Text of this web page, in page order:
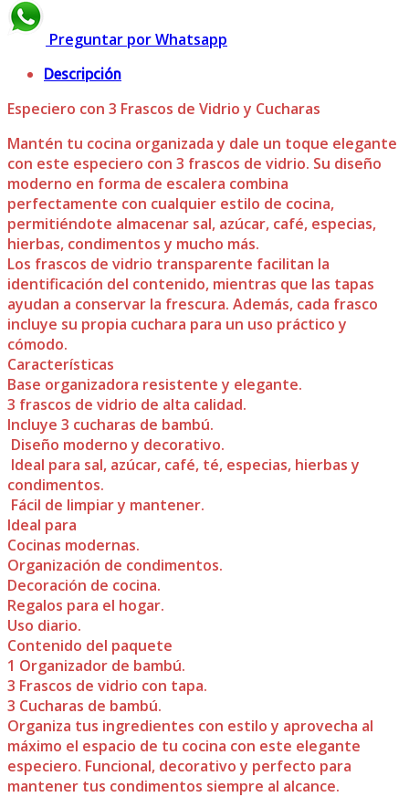
Preguntar por Whatsapp
Descripción
Especiero con 3 Frascos de Vidrio y Cucharas
Mantén tu cocina organizada y dale un toque elegante
con este especiero con 3 frascos de vidrio. Su diseño
moderno en forma de escalera combina
perfectamente con cualquier estilo de cocina,
permitiéndote almacenar sal, azúcar, café, especias,
hierbas, condimentos y mucho más.
Los frascos de vidrio transparente facilitan la
identificación del contenido, mientras que las tapas
ayudan a conservar la frescura. Además, cada frasco
incluye su propia cuchara para un uso práctico y
cómodo.
Características
Base organizadora resistente y elegante.
3 frascos de vidrio de alta calidad.
Incluye 3 cucharas de bambú.
Diseño moderno y decorativo.
Ideal para sal, azúcar, café, té, especias, hierbas y
condimentos.
Fácil de limpiar y mantener.
Ideal para
Cocinas modernas.
Organización de condimentos.
Decoración de cocina.
Regalos para el hogar.
Uso diario.
Contenido del paquete
1 Organizador de bambú.
3 Frascos de vidrio con tapa.
3 Cucharas de bambú.
Organiza tus ingredientes con estilo y aprovecha al
máximo el espacio de tu cocina con este elegante
especiero. Funcional, decorativo y perfecto para
mantener tus condimentos siempre al alcance.